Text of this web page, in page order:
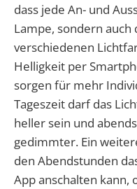
dass jede An- und
Lampe, sondern auch
verschiedenen
Helligkeit per
sorgen für mehr
Tageszeit darf das
heller sein und
gedimmter. Ein
den Abendstunden
App anschalten kann,